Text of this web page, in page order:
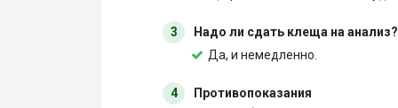
3
Надо ли сдать клеща на анализ?
Да, и немедленно.
4
Противопоказания